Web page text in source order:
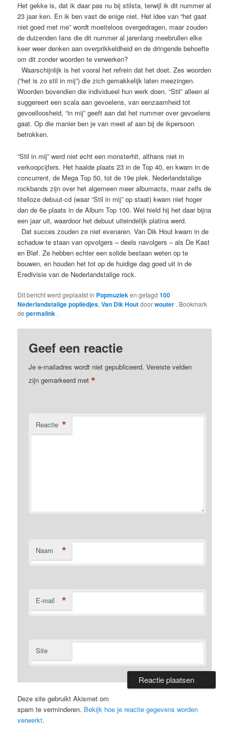
Het gekke is, dat ik daar pas nu bij stilsta, terwijl ik dit nummer al
23 jaar ken. En ik ben vast de enige niet. Het idee van “het gaat
niet goed met me” wordt moeiteloos overgedragen, maar zouden
de duizenden fans die dit nummer al jarenlang meebrullen elke
keer weer denken aan overprikkeldheid en de dringende behoefte
om dit zonder woorden te verwerken?
Waarschijnlijk is het vooral het refrein dat het doet. Zes woorden
(“het is zo stil in mij”) die zich gemakkelijk laten meezingen.
Woorden bovendien die individueel hun werk doen. “Stil” alleen al
suggereert een scala aan gevoelens, van eenzaamheid tot
gevoelloosheid, “in mij” geeft aan dat het nummer over gevoelens
gaat. Op die manier ben je van meet af aan bij de ikpersoon
betrokken.
“Stil in mij” werd niet echt een monsterhit, althans niet in
verkoopcijfers. Het haalde plaats 23 in de Top 40, en kwam in de
concurrent, de Mega Top 50, tot de 19e plek. Nederlandstalige
rockbands zijn over het algemeen meer albumacts, maar zelfs de
titelloze debuut-cd (waar “Stil in mij” op staat) kwam niet hoger
dan de 6e plaats in de Album Top 100. Wel hield hij het daar bijna
een jaar uit, waardoor het debuut uiteindelijk platina werd.
Dat succes zouden ze niet evenaren. Van Dik Hout kwam in de
schaduw te staan van opvolgers – deels navolgers – als De Kast
en Bløf. Ze hebben echter een solide bestaan weten op te
bouwen, en houden het tot op de huidige dag goed uit in de
Eredivisie van de Nederlandstalige rock.
Dit bericht werd geplaatst in Popmuzieken getagd100
Nederlandstalige popliedjes,Van Dik Houtdoorwouter . Bookmark
depermalink .
Geef een reactie
Je e-mailadres wordt niet gepubliceerd. Vereiste velden
zijn gemarkeerd met*
Reactie *
Naam *
E-mail *
Site
Deze site gebruikt Akismet om
spam te verminderen. Bekijk hoe je reactie gegevens worden
verwerkt.